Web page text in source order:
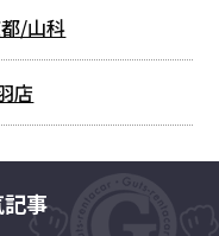
都/山科
店
事